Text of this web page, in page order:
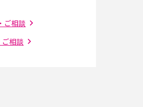
メを紹介
ご相談
ご相談